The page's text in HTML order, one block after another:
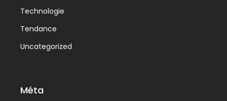
Technologie
Tendance
Uncategorized
Méta